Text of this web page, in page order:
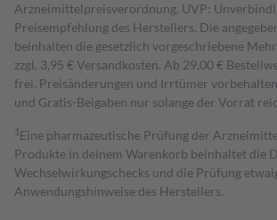
Arzneimittelpreisverordnung. UVP:
Preisempfehlung des Herstellers. Die
beinhalten die gesetzlich vorgeschriebene
zzgl. 3,95 € Versandkosten. Ab 29,00 €
frei. Preisänderungen und Irrtümer
und Gratis-Beigaben nur solange der Vorrat
1 Eine pharmazeutische Prüfung der
Produkte in deinem Warenkorb beinhaltet die
Wechselwirkungschecks und die Prüfung
Anwendungshinweise des Herstellers.